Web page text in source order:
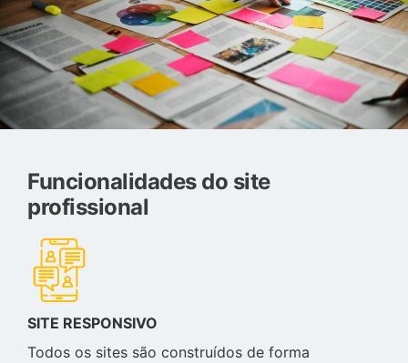
Funcionalidades do site
profissional
SITE RESPONSIVO
Todos os sites são construídos de forma